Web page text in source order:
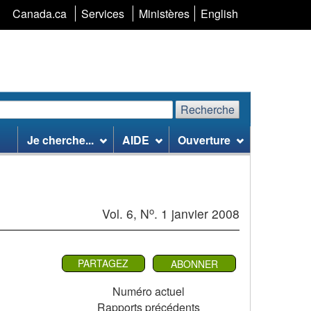
Canada.ca Services Ministères Sélection
langue
English
Recherche
Je cherche... AIDE Ouverture
Vol. 6, No. 1 janvier 2008
PARTAGEZ ABONNER
Numéro actuel
Rapports précédents